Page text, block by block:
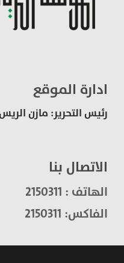
ادارة الموقع
رئيس التحرير: مازن الريس
الاتصال بنا
الهاتف : 2150311
الفاكس: 2150311